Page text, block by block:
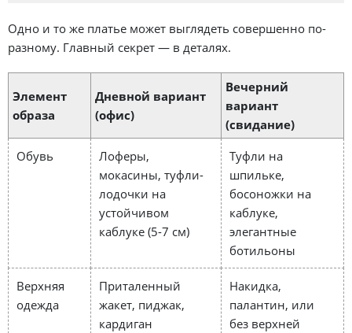
Одно и то же платье может выглядеть совершенно по-
разному. Главный секрет — в деталях.
Элемент
образа
Дневной вариант
(офис)
Вечерний
вариант
(свидание)
Обувь
Лоферы,
мокасины, туфли-
лодочки на
устойчивом
каблуке (5-7 см)
Туфли на
шпильке,
босоножки на
каблуке,
элегантные
ботильоны
Верхняя
одежда
Приталенный
жакет, пиджак,
кардиган
Накидка,
палантин, или
без верхней